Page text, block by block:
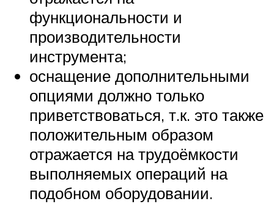
функциональности и
производительности
инструмента;
оснащение дополнительными
опциями должно только
приветствоваться, т.к. это также
положительным образом
отражается на трудоёмкости
выполняемых операций на
подобном оборудовании.